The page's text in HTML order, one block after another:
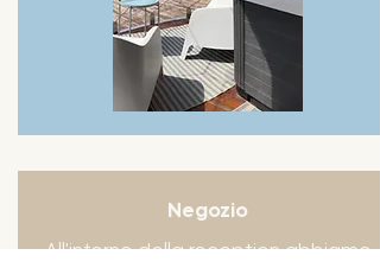
Negozio
All'interno della reception abbiamo